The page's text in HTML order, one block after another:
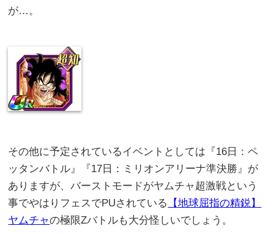
が…。
その他に予定されているイベントとしては『16日：ペ
ッタンバトル』『17日：ミリオンアリーナ準決勝』が
ありますが、バーストモードがヤムチャ超激戦という
事でやはりフェスでPUされている
【地球屈指の精鋭】
ヤムチャの極限Zバトルも大分怪しいでしょう。